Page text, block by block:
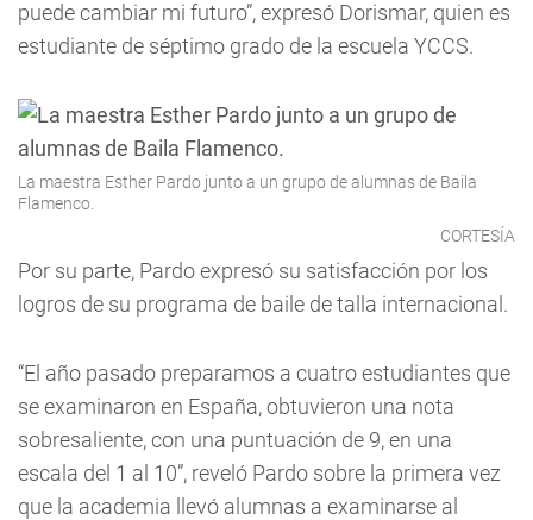
puede cambiar mi futuro”, expresó Dorismar, quien es
estudiante de séptimo grado de la escuela YCCS.
La maestra Esther Pardo junto a un grupo de alumnas de Baila
Flamenco.
CORTESÍA
Por su parte, Pardo expresó su satisfacción por los
logros de su programa de baile de talla internacional.
“El año pasado preparamos a cuatro estudiantes que
se examinaron en España, obtuvieron una nota
sobresaliente, con una puntuación de 9, en una
escala del 1 al 10”, reveló Pardo sobre la primera vez
que la academia llevó alumnas a examinarse al